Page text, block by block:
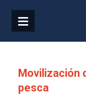
Movilización
pesca